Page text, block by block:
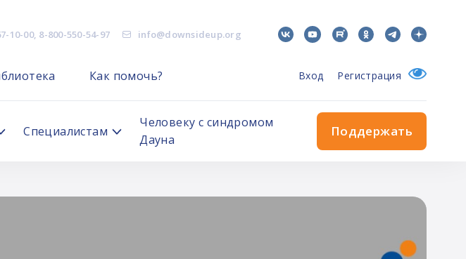
10-00, 8-800-550-54-97 info@downsideup.org
Как помочь? Вход Регистрация
Специалистам
Человеку с синдромом
Дауна
Поддержать